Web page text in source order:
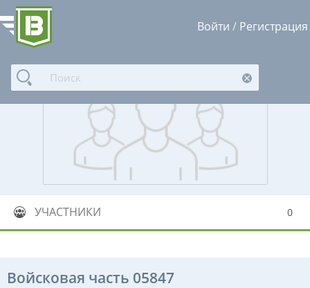
Войти / Регистрация
УЧАСТНИКИ 0
Войсковая часть 05847